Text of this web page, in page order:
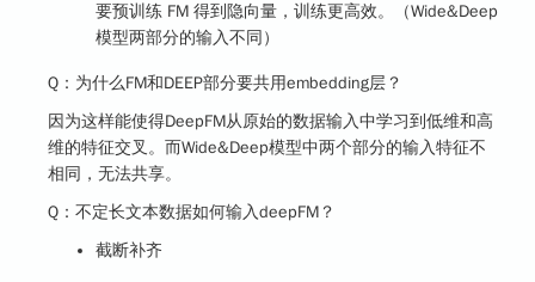
要预训练 FM 得到隐向量，训练更高效。（Wide&Deep
模型两部分的输入不同）
Q：为什么FM和DEEP部分要共用embedding层？
因为这样能使得DeepFM从原始的数据输入中学习到低维和高
维的特征交叉。而Wide&Deep模型中两个部分的输入特征不
相同，无法共享。
Q：不定长文本数据如何输入deepFM？
截断补齐